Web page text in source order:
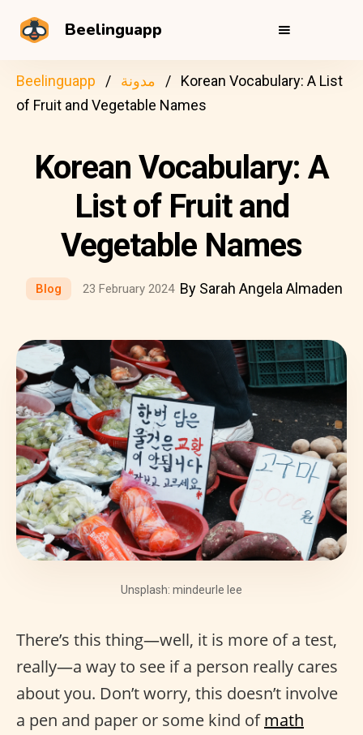
Beelinguapp
Beelinguapp مدونة
Korean Vocabulary: A List
of Fruit and Vegetable Names
Korean Vocabulary: A
List of Fruit and
Vegetable Names
Blog 23 February 2024 By Sarah Angela Almaden
Unsplash: mindeurle lee
There’s this thing—well, it is more of a test,
really—a way to see if a person really cares
about you. Don’t worry, this doesn’t involve
a pen and paper or some kind ofmath